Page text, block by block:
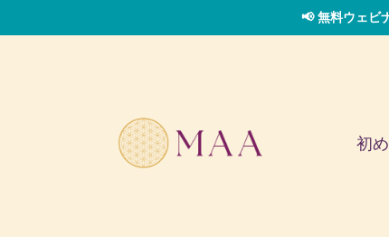
📢 無料ウェビ
初